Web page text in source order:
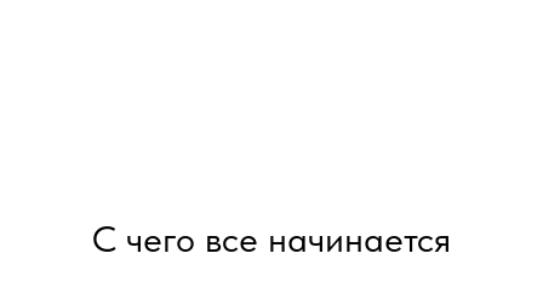
С чего все начинается